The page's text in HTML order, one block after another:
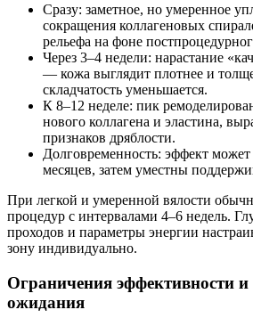
Сразу: заметное, но умеренное
сокращения коллагеновых
рельефа на фоне
Через 3–4 недели: нарастание
— кожа выглядит плотнее и
складчатость уменьшается.
К 8–12 неделе: пик
нового коллагена и эластина,
признаков дряблости.
Долговременность: эффект может
месяцев, затем уместны
При легкой и умеренной вялости
процедур с интервалами 4–6 недель.
проходов и параметры энергии
зону индивидуально.
Ограничения эффективности и
ожидания